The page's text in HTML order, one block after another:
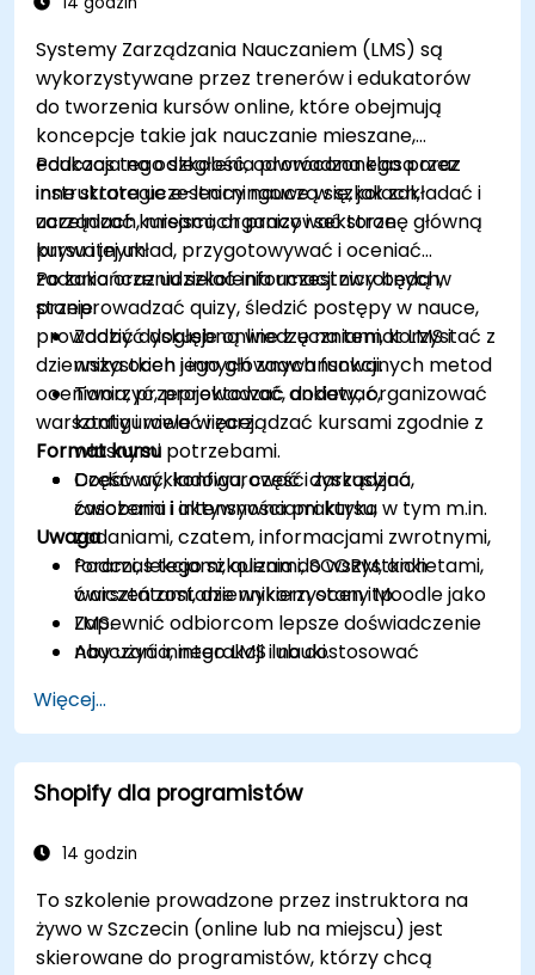
cyberzagrożenia.
Systemy Zarządzania Nauczaniem (LMS) są
wykorzystywane przez trenerów i edukatorów
do tworzenia kursów online, które obejmują
koncepcje takie jak nauczanie mieszane,
edukacja na odległość, odwrócona klasa oraz
inne strategie e-learningowe w szkołach,
uczelniach, miejscach pracy i sektorze
prywatnym.
Podczas tego szkolenia prowadzonego przez
instruktora uczestnicy nauczą się, jak zakładać i
zarządzać kursami, organizować stronę główną
kursu i jej układ, przygotowywać i oceniać
zadania oraz udzielać informacji zwrotnych,
przeprowadzać quizy, śledzić postępy w nauce,
prowadzić dyskusje online z uczniami, korzystać z
dziennika ocen i innych zaawansowanych metod
oceniania, przeprowadzać ankiety, organizować
warsztaty i wiele więcej.
Po zakończeniu szkolenia uczestnicy będą w
stanie:
Zdobyć dogłębną wiedzę na temat LMS i
wszystkich jego głównych funkcji.
Tworzyć, projektować, dodawać,
konfigurować i zarządzać kursami zgodnie z
własnymi potrzebami.
Dodawać, konfigurować i zarządzać
zasobami i aktywnościami kursu, w tym m.in.
zadaniami, czatem, informacjami zwrotnymi,
forami, lekcjami, quizami, SCORM, ankietami,
warsztatami, dziennikiem ocen itp.
Zapewnić odbiorcom lepsze doświadczenie
nauczania, interakcji i nauki.
Format kursu
Część wykładowa, część dyskusyjna,
ćwiczenia i intensywna praktyka
Uwaga
Podczas tego szkolenia do wszystkich
ćwiczeń zostanie wykorzystany Moodle jako
LMS.
Aby użyć innego LMS lub dostosować
prosimy o kontakt w celu uzgodnienia.
Więcej...
Shopify dla programistów
14 godzin
To szkolenie prowadzone przez instruktora na
żywo w Szczecin (online lub na miejscu) jest
skierowane do programistów, którzy chcą